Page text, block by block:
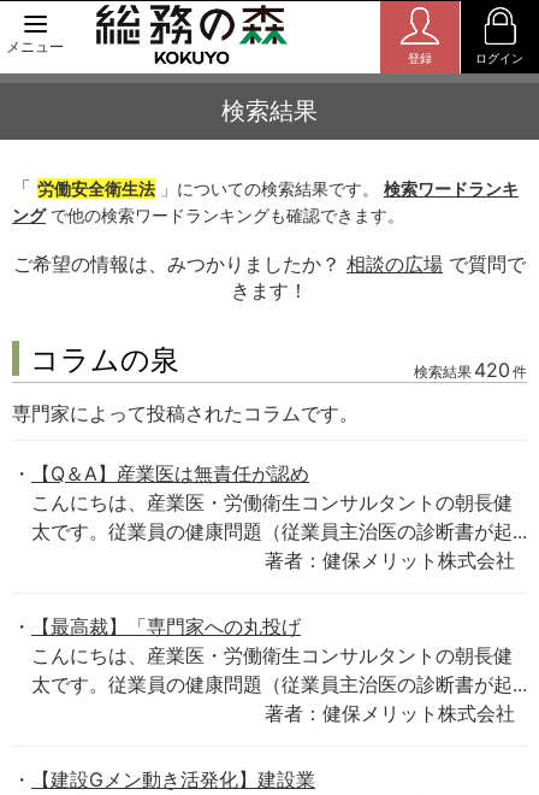
メニュー
登録 ログイン
検索結果
「 労働安全衛生法 」についての検索結果です。 検索ワードランキ
ングで他の検索ワードランキングも確認できます。
ご希望の情報は、みつかりましたか？ 相談の広場 で質問で
きます！
コラムの泉 検索結果 420 件
専門家によって投稿されたコラムです。
【Q＆A】産業医は無責任が認め
こんにちは、産業医・労働衛生コンサルタントの朝長健
太です。従業員の健康問題（従業員主治医の診断書が起...
著者：健保メリット株式会社
【最高裁】「専門家への丸投げ
こんにちは、産業医・労働衛生コンサルタントの朝長健
太です。従業員の健康問題（従業員主治医の診断書が起...
著者：健保メリット株式会社
【建設Gメン動き活発化】建設業